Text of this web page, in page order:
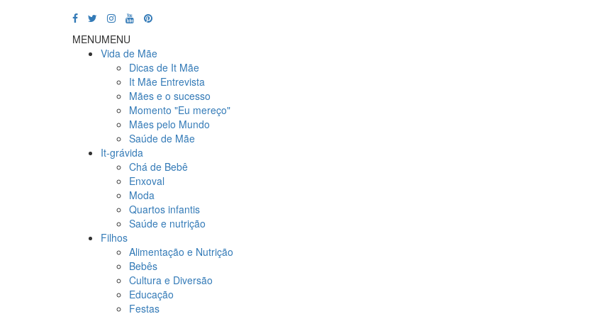
MENUMENU
Vida de Mãe
Dicas de It Mãe
It Mãe Entrevista
Mães e o sucesso
Momento "Eu mereço"
Mães pelo Mundo
Saúde de Mãe
It-grávida
Chá de Bebê
Enxoval
Moda
Quartos infantis
Saúde e nutrição
Filhos
Alimentação e Nutrição
Bebês
Cultura e Diversão
Educação
Festas